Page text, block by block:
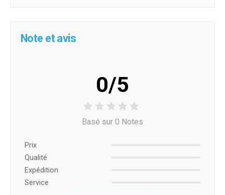
Note et avis
0/5
Basé sur 0 Notes
Prix ​​
Qualité
Expédition
Service